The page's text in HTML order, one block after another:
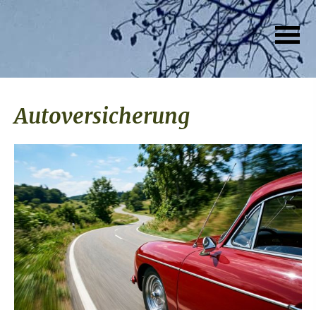
Auto­ver­si­che­rung